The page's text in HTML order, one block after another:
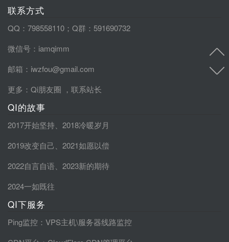
联系方式
QQ：798558110；Q群：591690732
微信号：iamqimm
邮箱：iwzfou@gmail.com
更多： Qi朋友圈 ， 联系站长
QI的故事
2017开始坚持
2018冷暖岁月
2019改变自己
2021如愿以偿
2022自言自语
2023新的期待
2024一如既往
QI下服务
Ping监控 ：VPS主机\服务器线路监控